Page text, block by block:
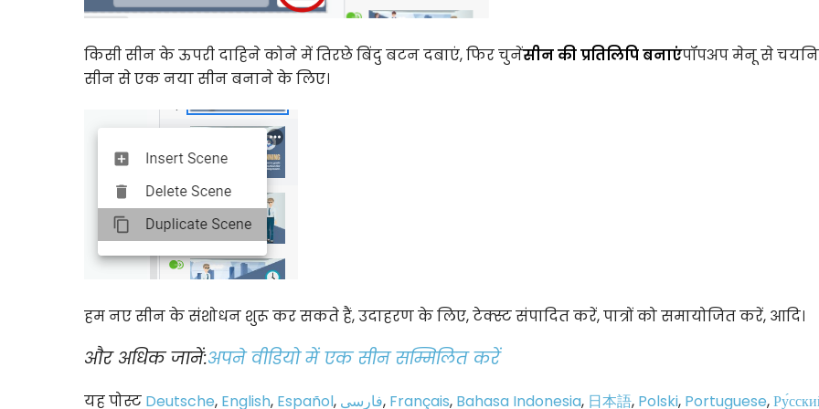
किसी सीन के ऊपरी दाहिने कोने में तिरछे बिंदु बटन दबाएं, फिर चुनेंसीन की प्रतिलिपि बनाएंपॉपअप मेनू से
सीन से एक नया सीन बनाने के लिए।
हम नए सीन के संशोधन शुरू कर सकते हैं, उदाहरण के लिए, टेक्स्ट संपादित करें, पात्रों को समायोजित करें, आदि।
और अधिक जानें:अपने वीडियो में एक सीन सम्मिलित करें
यह पोस्ट Deutsche, English, Español, فارسی, Français, Bahasa Indonesia, 日本語, Polski, Portuguese,